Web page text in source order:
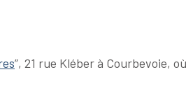
”, 21 rue Kléber à Courbevoie,